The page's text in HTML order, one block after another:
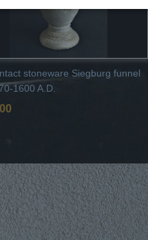
stoneware Siegburg funnel
1600 A.D.